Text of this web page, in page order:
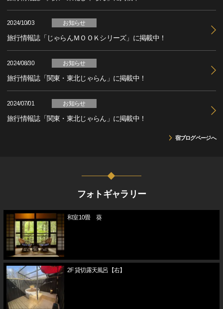
2024/10/03 お知らせ
旅行情報誌「じゃらんＭＯＯＫシリーズ」に掲載中！
2024/08/30 お知らせ
旅行情報誌「関東・東北じゃらん」に掲載中！
2024/07/01 お知らせ
旅行情報誌「関東・東北じゃらん」に掲載中！
宿ブログページへ
フォトギャラリー
和室10畳 葵
2F 貸切露天風呂【右】